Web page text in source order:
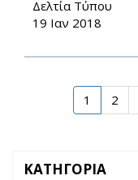
Δελτία Τύπου
19 Ιαν 2018
1 2
ΚΑΤΗΓΟΡΙΑ